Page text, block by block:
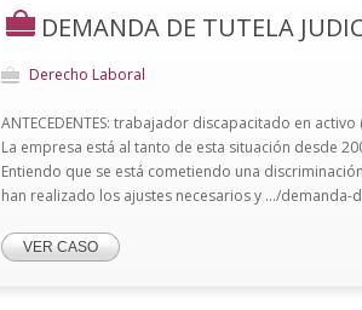
DEMANDA DE TUTELA
Derecho Laboral
ANTECEDENTES: trabajador discapacitado en
La empresa está al tanto de esta situación desde
Entiendo que se está cometiendo una
han realizado los ajustes necesarios y .../
VER CASO